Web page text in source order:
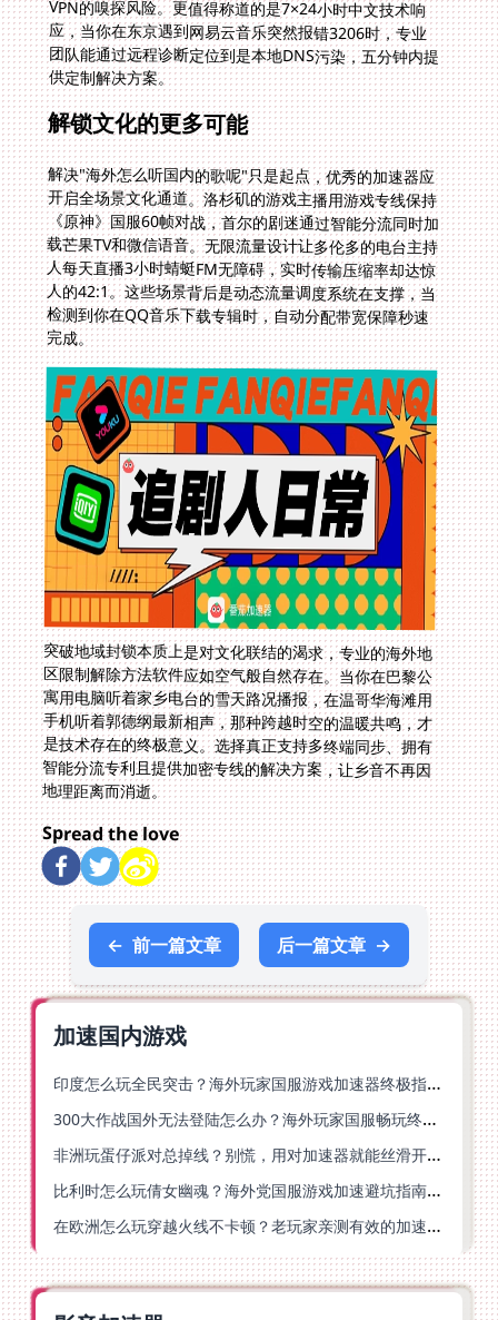
供定制解决方案。
解锁文化的更多可能
解决"海外怎么听国内的歌呢"只是起点，优秀的加速器应
开启全场景文化通道。洛杉矶的游戏主播用游戏专线保持
《原神》国服60帧对战，首尔的剧迷通过智能分流同时加
载芒果TV和微信语音。无限流量设计让多伦多的电台主持
人每天直播3小时蜻蜓FM无障碍，实时传输压缩率却达惊
人的42:1。这些场景背后是动态流量调度系统在支撑，当
检测到你在QQ音乐下载专辑时，自动分配带宽保障秒速
完成。
突破地域封锁本质上是对文化联结的渴求，专业的海外地
区限制解除方法软件应如空气般自然存在。当你在巴黎公
寓用电脑听着家乡电台的雪天路况播报，在温哥华海滩用
手机听着郭德纲最新相声，那种跨越时空的温暖共鸣，才
是技术存在的终极意义。选择真正支持多终端同步、拥有
智能分流专利且提供加密专线的解决方案，让乡音不再因
地理距离而消逝。
Spread the love
← 前一篇文章 后一篇文章 →
加速国内游戏
印度怎么玩全民突击？海外玩家国服游戏加速器终极指南（附原神延迟优化+精灵之境加速器选择）
300大作战国外无法登陆怎么办？海外玩家国服畅玩终极指南（附实测推荐）
非洲玩蛋仔派对总掉线？别慌，用对加速器就能丝滑开跑！
比利时怎么玩倩女幽魂？海外党国服游戏加速避坑指南（附实测推荐）
在欧洲怎么玩穿越火线不卡顿？老玩家亲测有效的加速器选择指南